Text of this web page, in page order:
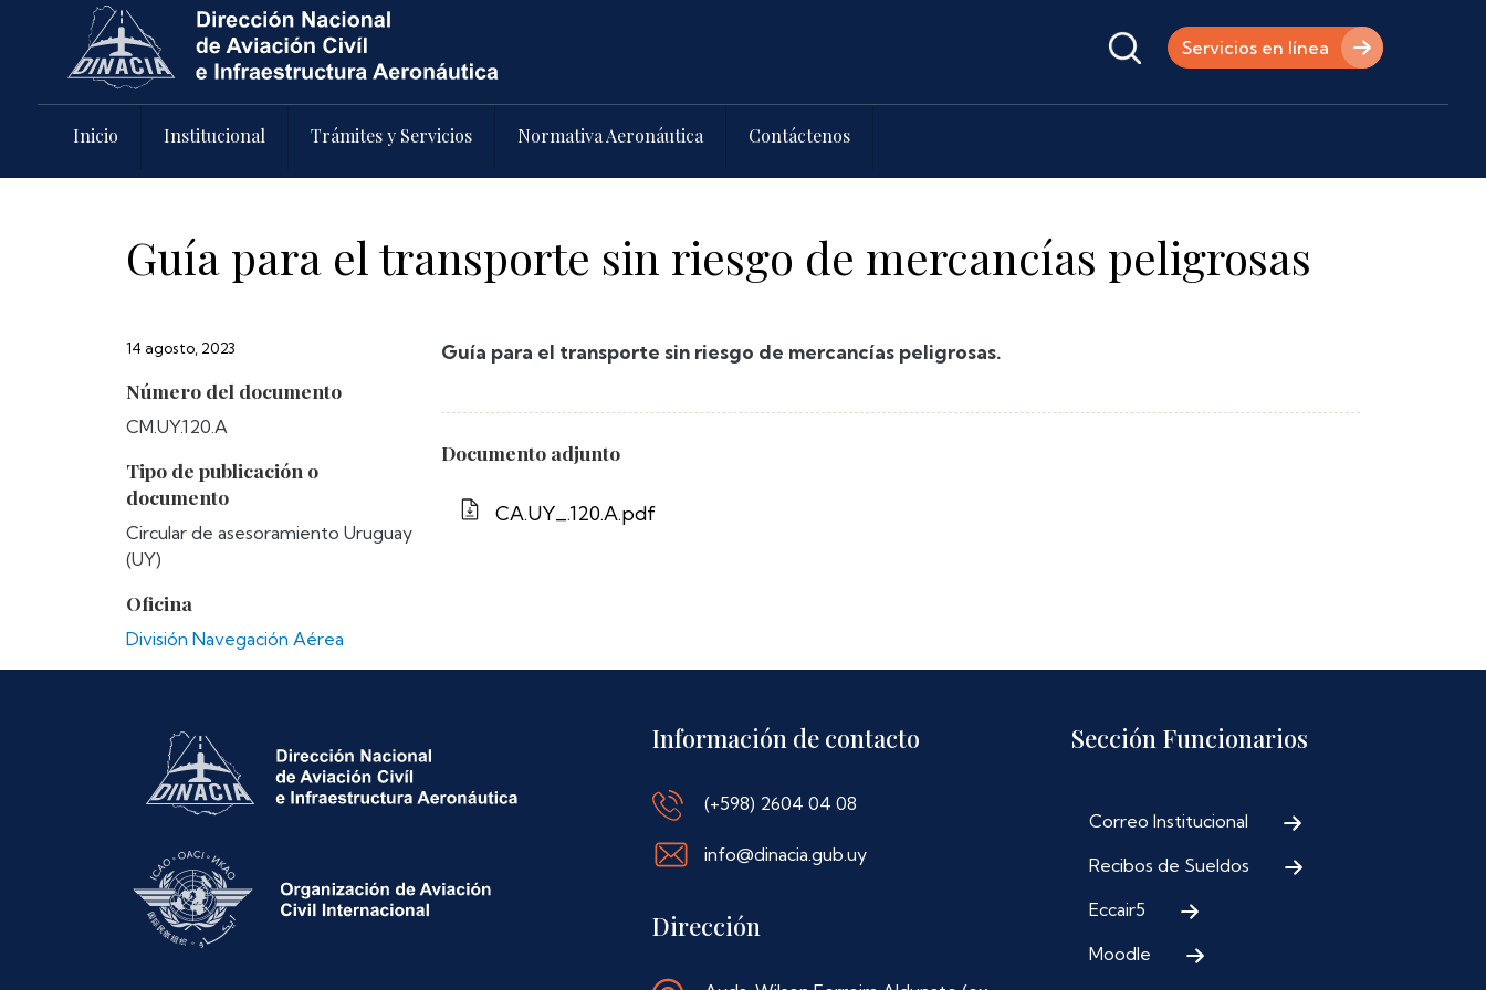
Pasar al contenido principal
Servicios en línea
Inicio Institucional Trámites y Servicios Normativa Aeronáutica Contáctenos
Guía para el transporte sin riesgo de mercancías peligrosas
14 agosto, 2023
Número del documento
CM.UY.120.A
Tipo de publicación o
documento
Circular de asesoramiento Uruguay
(UY)
Oficina
División Navegación Aérea
Guía para el transporte sin riesgo de mercancías peligrosas.
Documento adjunto
CA.UY_.120.A.pdf
Información de contacto
(+598) 2604 04 08
info@dinacia.gub.uy
Dirección
Sección Funcionarios
Correo Institucional
Recibos de Sueldos
Eccair5
Moodle